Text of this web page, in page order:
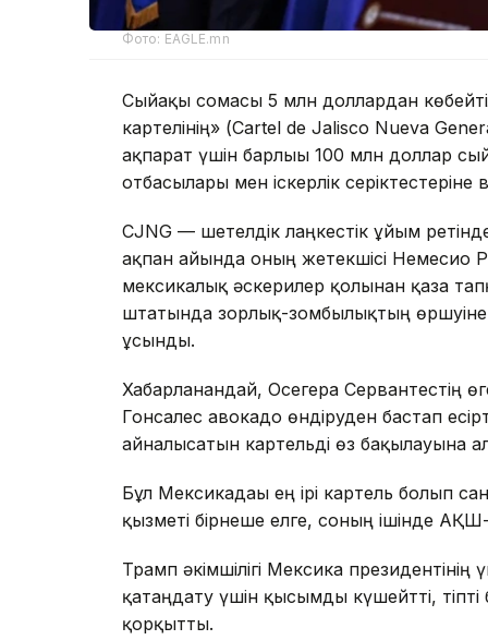
Фото: EAGLE.mn
Сыйақы сомасы 5 млн доллардан
картелінің» (Cartel de Jalisco Nueva
ақпарат үшін барлығы 100 млн доллар
отбасылары мен іскерлік
CJNG — шетелдік лаңкестік ұйым
ақпан айында оның жетекшісі Немесио
мексикалық әскерилер қолынан қаза
штатында зорлық-зомбылықтың өршуіне
ұсынды.
Хабарланғандай, Осегера
Гонсалес авокадо өндіруден бастап
айналысатын картельді өз бақылауына
Бұл Мексикадағы ең ірі картель болып
қызметі бірнеше елге, соның ішінде
Трамп әкімшілігі Мексика президентінің
қатаңдату үшін қысымды күшейтті,
қорқытты.